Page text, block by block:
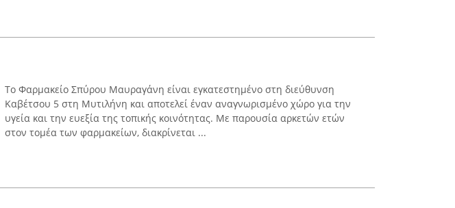
Το Φαρμακείο Σπύρου Μαυραγάνη είναι εγκατεστημένο στη διεύθυνση
Καβέτσου 5 στη Μυτιλήνη και αποτελεί έναν αναγνωρισμένο χώρο για την
υγεία και την ευεξία της τοπικής κοινότητας. Με παρουσία αρκετών ετών
στον τομέα των φαρμακείων, διακρίνεται ...